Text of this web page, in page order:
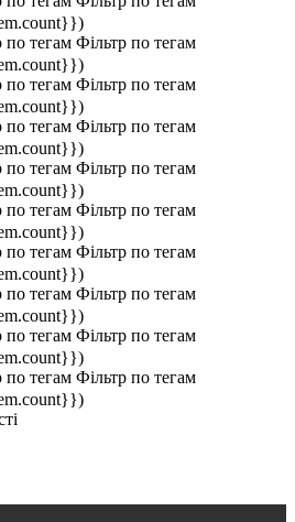
по тегам Фільтр по тегам
по тегам Фільтр по тегам
по тегам Фільтр по тегам
по тегам Фільтр по тегам
по тегам Фільтр по тегам
по тегам Фільтр по тегам
по тегам Фільтр по тегам
по тегам Фільтр по тегам
по тегам Фільтр по тегам